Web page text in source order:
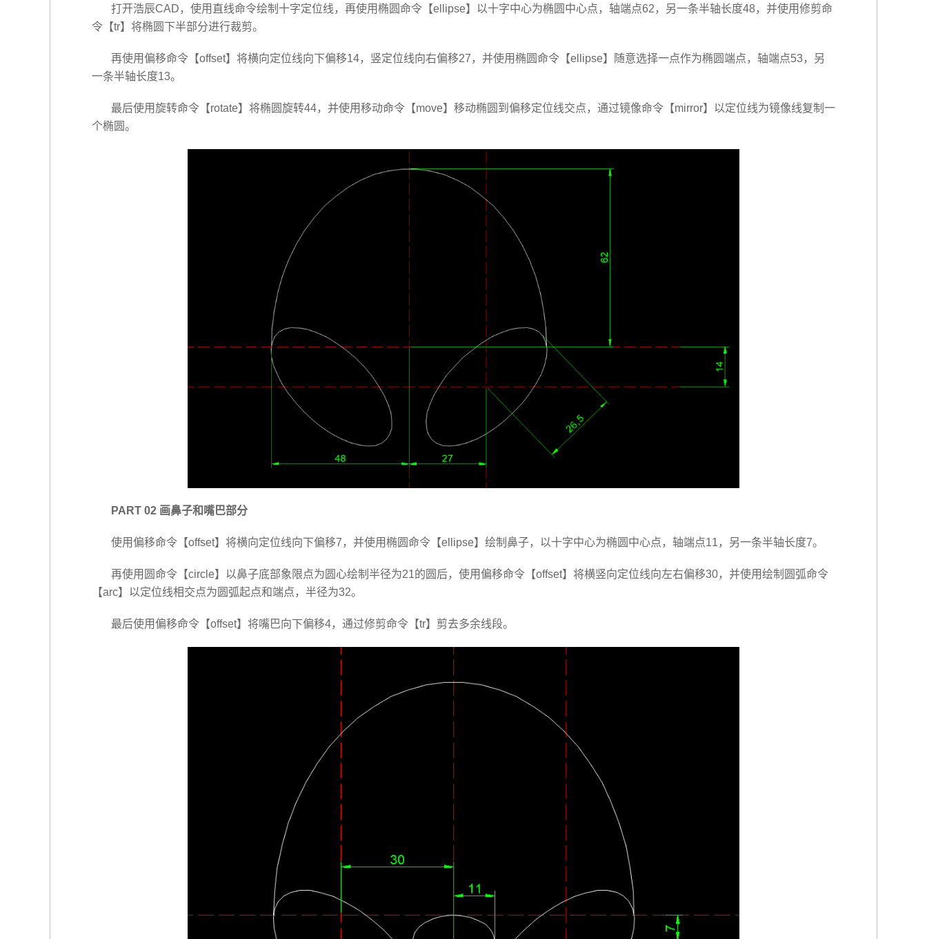
打开浩辰CAD，使用直线命令绘制十字定位线，再使用椭圆命令【ellipse】以十字中心为椭圆中心点，轴端点62，另一条半轴长度48，并使用修剪命
令【tr】将椭圆下半部分进行裁剪。
再使用偏移命令【offset】将横向定位线向下偏移14，竖定位线向右偏移27，并使用椭圆命令【ellipse】随意选择一点作为椭圆端点，轴端点53，另
一条半轴长度13。
最后使用旋转命令【rotate】将椭圆旋转44，并使用移动命令【move】移动椭圆到偏移定位线交点，通过镜像命令【mirror】以定位线为镜像线复制一
个椭圆。
PART 02 画鼻子和嘴巴部分
使用偏移命令【offset】将横向定位线向下偏移7，并使用椭圆命令【ellipse】绘制鼻子，以十字中心为椭圆中心点，轴端点11，另一条半轴长度7。
再使用圆命令【circle】以鼻子底部象限点为圆心绘制半径为21的圆后，使用偏移命令【offset】将横竖向定位线向左右偏移30，并使用绘制圆弧命令
【arc】以定位线相交点为圆弧起点和端点，半径为32。
最后使用偏移命令【offset】将嘴巴向下偏移4，通过修剪命令【tr】剪去多余线段。